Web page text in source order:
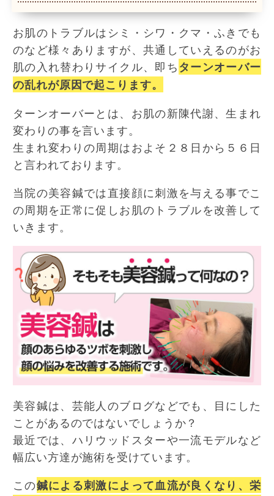
お肌のトラブルはシミ・シワ・クマ・ふきでも
のなど様々ありますが、共通していえるのがお
肌の入れ替わりサイクル、即ちターンオーバー
の乱れが原因で起こります。
ターンオーバーとは、お肌の新陳代謝、生まれ
変わりの事を言います。
生まれ変わりの周期はおよそ２８日から５６日
と言われております。
当院の美容鍼では直接顔に刺激を与える事でこ
の周期を正常に促しお肌のトラブルを改善して
いきます。
美容鍼は、芸能人のブログなどでも、目にした
ことがあるのではないでしょうか？
最近では、ハリウッドスターや一流モデルなど
幅広い方達が施術を受けています。
この鍼による刺激によって血流が良くなり、栄